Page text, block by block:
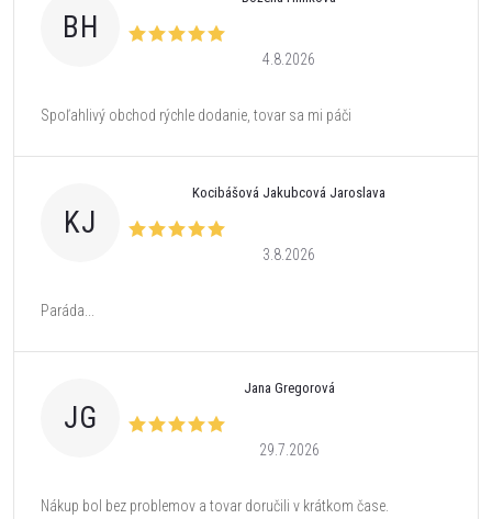
BH
4.8.2026
Spoľahlivý obchod rýchle dodanie, tovar sa mi páči
KJ
Kocibášová Jakubcová Jaroslava
3.8.2026
Paráda...
JG
Jana Gregorová
29.7.2026
Nákup bol bez problemov a tovar doručili v krátkom čase.